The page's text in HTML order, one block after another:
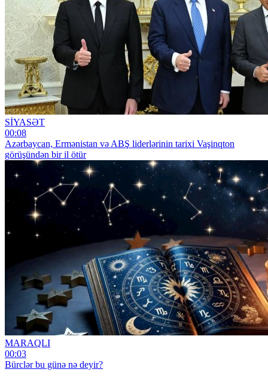
SİYASƏT
00:08
Azərbaycan, Ermənistan və ABŞ liderlərinin tarixi Vaşinqton
görüşündən bir il ötür
MARAQLI
00:03
Bürclər bu günə nə deyir?